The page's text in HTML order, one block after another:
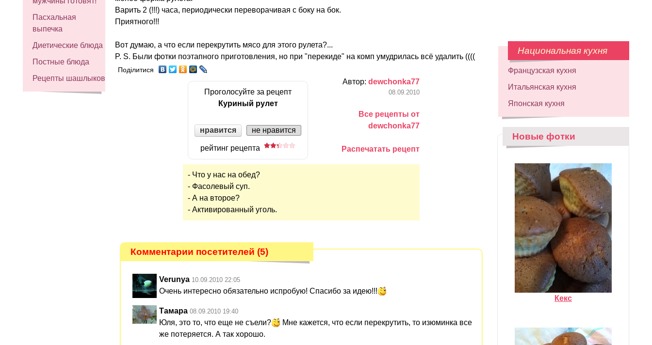
Пасхальная
выпечка
Диетические блюда
Постные блюда
Рецепты шашлыков
Варить 2 (!!!) часа, периодически переворачивая с боку на бок.
Приятного!!!
Вот думаю, а что если перекрутить мясо для этого рулета?...
P. S. Были фотки поэтапного приготовления, но при "перекиде" на комп умудрилась всё удалить ((((
Поділитися
Проголосуйте за рецепт
Куриный рулет
нравится не нравится
рейтинг рецепта
Автор: dewchonka77
08.09.2010
Все рецепты от
dewchonka77
Распечатать рецепт
- Что у нaс нa обед?
- Фaсолевый суп.
- А нa второе?
- Активировaнный уголь.
Комментарии посетителей (5)
Verunya 10.09.2010 22:05
Очень интересно обязательно испробую! Спасибо за идею!!!
Тамара 08.09.2010 19:40
Юля, это то, что еще не съели?
Мне кажется, что если перекрутить, то изюминка все
же потеряется. А так хорошо.
Национальная кухня
Французская кухня
Итальянская кухня
Японская кухня
Новые фотки
Кекс